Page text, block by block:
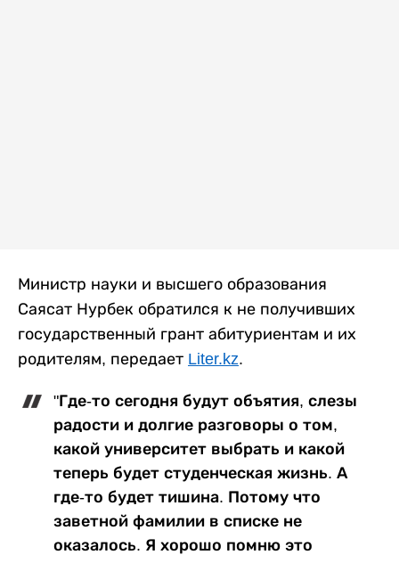
Министр науки и высшего образования
Саясат Нурбек обратился к не получивших
государственный грант абитуриентам и их
родителям, передает Liter.kz.
"Где-то сегодня будут объятия, слезы
радости и долгие разговоры о том,
какой университет выбрать и какой
теперь будет студенческая жизнь. А
где-то будет тишина. Потому что
заветной фамилии в списке не
оказалось. Я хорошо помню это